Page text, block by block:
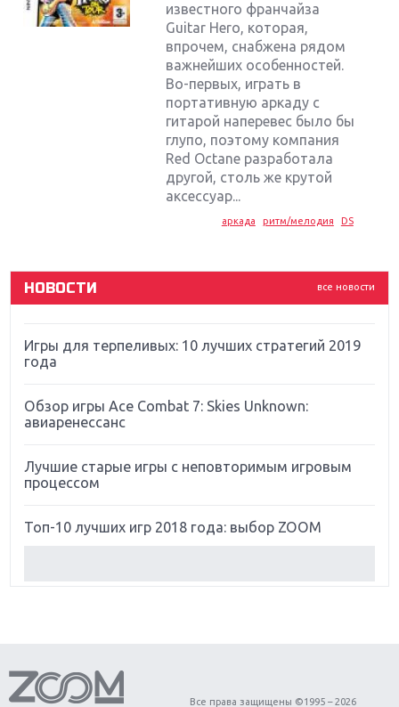
известного франчайза
Guitar Hero, которая,
впрочем, снабжена рядом
важнейших особенностей.
Во-первых, играть в
портативную аркаду с
гитарой наперевес было бы
глупо, поэтому компания
Red Octane разработала
другой, столь же крутой
аксессуар...
аркада ритм/мелодия DS
все новости
НОВОСТИ
Крупнейшие релизы мая: Nintendo, Microsoft и
Новинки для Nintendo Switch: Labo, South Park и
Far Cry 5: хвалить нельзя ругать
Игры для терпеливых: 10 лучших стратегий 2019
года
Обзор игры Ace Combat 7: Skies Unknown:
авиаренессанс
Лучшие старые игры с неповторимым игровым
процессом
Топ-10 лучших игр 2018 года: выбор ZOOM
Обзор игры Forza Horizon 4: вершина эволюции
Все права защищены ©1995 – 2026